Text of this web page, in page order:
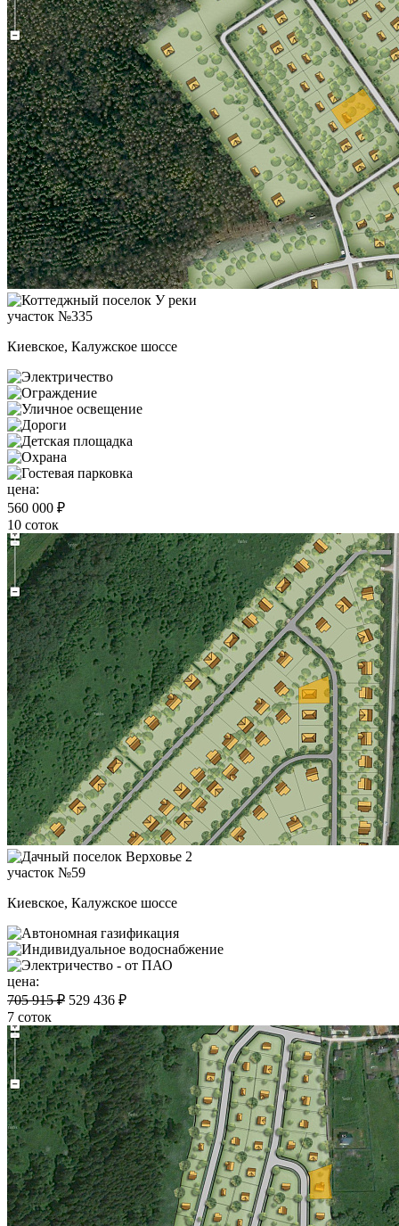
участок №335
Киевское, Калужское шоссе
цена:
560 000 ₽
10 соток
участок №59
Киевское, Калужское шоссе
цена:
705 915 ₽ 529 436 ₽
7 соток